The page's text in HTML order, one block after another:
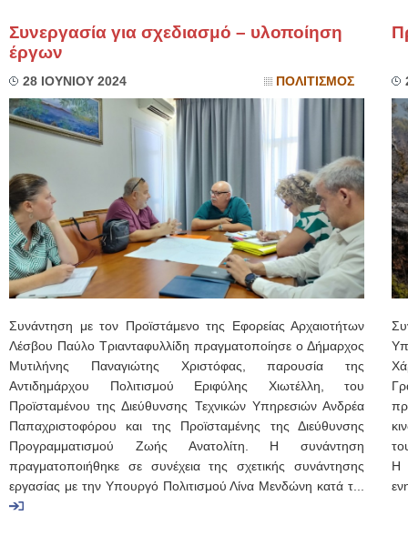
Συνεργασία για σχεδιασμό – υλοποίηση
έργων
28 ΙΟΥΝΙΟΥ 2024 ΠΟΛΙΤΙΣΜΟΣ
Συνάντηση με τον Προϊστάμενο της Εφορείας Αρχαιοτήτων
Λέσβου Παύλο Τριανταφυλλίδη πραγματοποίησε ο Δήμαρχος
Μυτιλήνης Παναγιώτης Χριστόφας, παρουσία της
Αντιδημάρχου Πολιτισμού Εριφύλης Χιωτέλλη, του
Προϊσταμένου της Διεύθυνσης Τεχνικών Υπηρεσιών Ανδρέα
Παπαχριστοφόρου και της Προϊσταμένης της Διεύθυνσης
Προγραμματισμού Ζωής Ανατολίτη. Η συνάντηση
πραγματοποιήθηκε σε συνέχεια της σχετικής συνάντησης
εργασίας με την Υπουργό Πολιτισμού Λίνα Μενδώνη κατά τ...
Η